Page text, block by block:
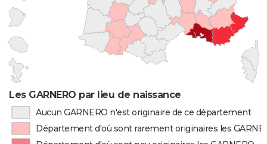
Les GARNERO par lieu de naissance
Aucun GARNERO n'est originaire de ce département
Département d'où sont rarement originaires les